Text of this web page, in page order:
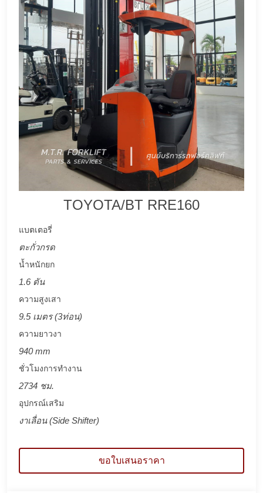
TOYOTA/BT RRE160
แบตเตอรี่
ตะกั่วกรด
น้ำหนักยก
1.6 ตัน
ความสูงเสา
9.5 เมตร (3ท่อน)
ความยาวงา
940 mm
ชั่วโมงการทำงาน
2734 ชม.
อุปกรณ์เสริม
งาเลื่อน (Side Shifter)
ขอใบเสนอราคา